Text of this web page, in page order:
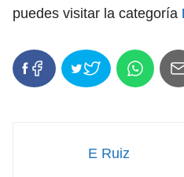
puedes visitar la categoría
E Ruiz